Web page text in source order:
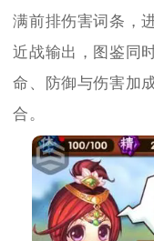
满前排伤害词条，
近战输出，图鉴同
命、防御与伤害加
合。